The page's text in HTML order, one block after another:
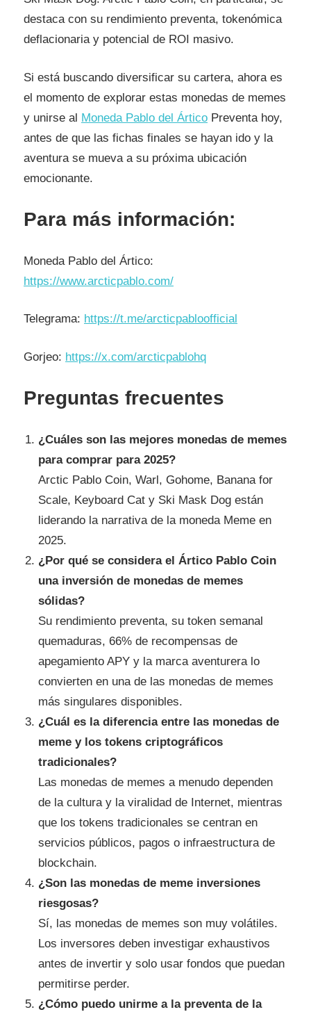
destaca con su rendimiento preventa, tokenómica
deflacionaria y potencial de ROI masivo.
Si está buscando diversificar su cartera, ahora es
el momento de explorar estas monedas de memes
y unirse al Moneda Pablo del Ártico Preventa hoy,
antes de que las fichas finales se hayan ido y la
aventura se mueva a su próxima ubicación
emocionante.
Para más información:
Moneda Pablo del Ártico:
https://www.arcticpablo.com/
Telegrama: https://t.me/arcticpabloofficial
Gorjeo: https://x.com/arcticpablohq
Preguntas frecuentes
¿Cuáles son las mejores monedas de memes
para comprar para 2025?
Arctic Pablo Coin, Warl, Gohome, Banana for
Scale, Keyboard Cat y Ski Mask Dog están
liderando la narrativa de la moneda Meme en
2025.
¿Por qué se considera el Ártico Pablo Coin
una inversión de monedas de memes
sólidas?
Su rendimiento preventa, su token semanal
quemaduras, 66% de recompensas de
apegamiento APY y la marca aventurera lo
convierten en una de las monedas de memes
más singulares disponibles.
¿Cuál es la diferencia entre las monedas de
meme y los tokens criptográficos
tradicionales?
Las monedas de memes a menudo dependen
de la cultura y la viralidad de Internet, mientras
que los tokens tradicionales se centran en
servicios públicos, pagos o infraestructura de
blockchain.
¿Son las monedas de meme inversiones
riesgosas?
Sí, las monedas de memes son muy volátiles.
Los inversores deben investigar exhaustivos
antes de invertir y solo usar fondos que puedan
permitirse perder.
¿Cómo puedo unirme a la preventa de la